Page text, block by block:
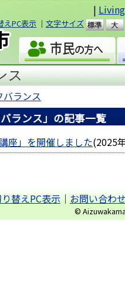
|
えPC表示 ｜ 文字サイズ
準
若松市
ス
バランス
ランス」の記事一覧
座」を開催しました(2025
替えPC表示｜お問い合わ
©